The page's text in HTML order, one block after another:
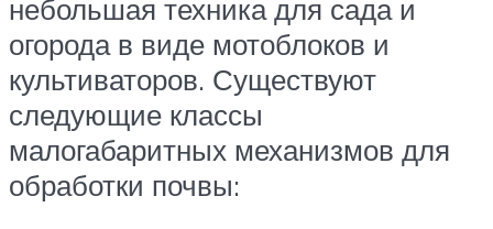
небольшая техника для сада и
огорода в виде мотоблоков и
культиваторов. Существуют
следующие классы
малогабаритных механизмов для
обработки почвы: